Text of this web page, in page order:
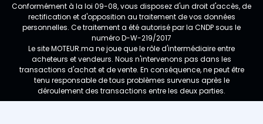
Conformément à la loi 09-08, vous disposez d'un droit d'accès, de
rectification et d'opposition au traitement de vos données
personnelles. Ce traitement a été autorisé par la CNDP sous le
numéro D-W-219/2017
Le site MOTEUR.ma ne joue que le rôle d'intermédiaire entre
acheteurs et vendeurs. Nous n'intervenons pas dans les
transactions d'achat et de vente. En conséquence, ne peut être
tenu responsable de tous problèmes survenus après le
déroulement des transactions entre les deux parties.